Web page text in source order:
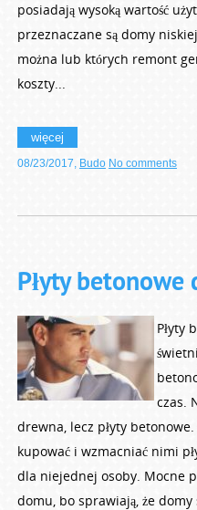
posiadają wysoką wartość
przeznaczane są domy
można lub których remont
koszty...
więcej
08/23/2017 Budo No comments
Płyty betonowe
Płyty
czas.
drewna, lecz płyty
kupować i wzmacniać nimi
dla niejednej osoby. Mocne
domu, bo sprawiają, że domy